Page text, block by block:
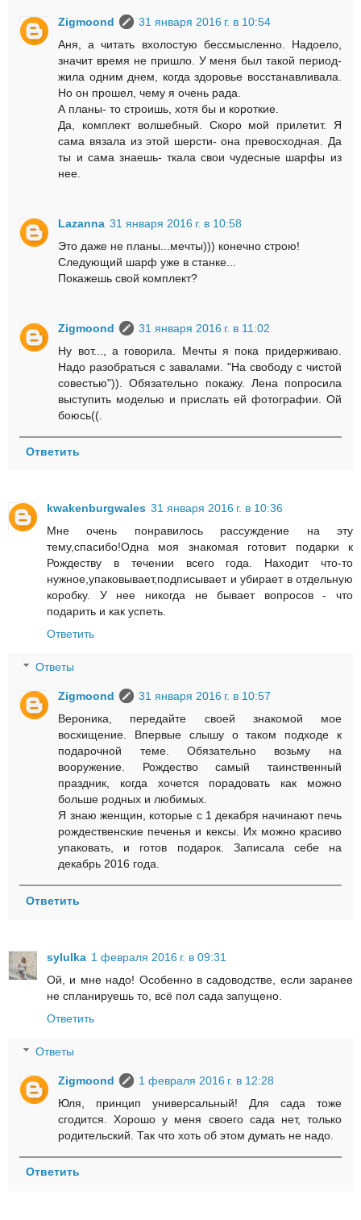
Zigmoond
31 января 2016 г. в 10:54
Аня, а читать вхолостую бессмысленно. Надоело,
значит время не пришло. У меня был такой период-
жила одним днем, когда здоровье восстанавливала.
Но он прошел, чему я очень рада.
А планы- то строишь, хотя бы и короткие.
Да, комплект волшебный. Скоро мой прилетит. Я
сама вязала из этой шерсти- она превосходная. Да
ты и сама знаешь- ткала свои чудесные шарфы из
нее.
Lazanna 31 января 2016 г. в 10:58
Это даже не планы...мечты))) конечно строю!
Следующий шарф уже в станке...
Покажешь свой комплект?
Zigmoond
31 января 2016 г. в 11:02
Ну вот..., а говорила. Мечты я пока придерживаю.
Надо разобраться с завалами. "На свободу с чистой
совестью")). Обязательно покажу. Лена попросила
выступить моделью и прислать ей фотографии. Ой
боюсь((.
Ответить
kwakenburgwales 31 января 2016 г. в 10:36
Мне очень понравилось рассуждение на эту
тему,спасибо!Одна моя знакомая готовит подарки к
Рождеству в течении всего года. Находит что-то
нужное,упаковывает,подписывает и убирает в отдельную
коробку. У нее никогда не бывает вопросов - что
подарить и как успеть.
Ответить
Ответы
Zigmoond
31 января 2016 г. в 10:57
Вероника, передайте своей знакомой мое
восхищение. Впервые слышу о таком подходе к
подарочной теме. Обязательно возьму на
вооружение. Рождество самый таинственный
праздник, когда хочется порадовать как можно
больше родных и любимых.
Я знаю женщин, которые с 1 декабря начинают печь
рождественские печенья и кексы. Их можно красиво
упаковать, и готов подарок. Записала себе на
декабрь 2016 года.
Ответить
sylulka 1 февраля 2016 г. в 09:31
Ой, и мне надо! Особенно в садоводстве, если заранее
не спланируешь то, всё пол сада запущено.
Ответить
Ответы
Zigmoond
1 февраля 2016 г. в 12:28
Юля, принцип универсальный! Для сада тоже
сгодится. Хорошо у меня своего сада нет, только
родительский. Так что хоть об этом думать не надо.
Ответить